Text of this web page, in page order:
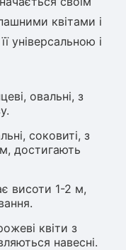
квітами і
універсальною і
овальні, з
соковиті, з
достигають
висоти 1-2 м,
квіти з
навесні.